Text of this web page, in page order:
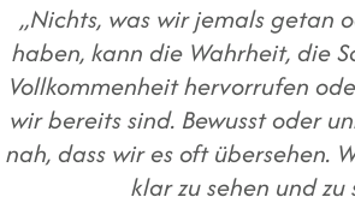
„Nichts, was wir jemals getan
haben, kann die Wahrheit, die
Vollkommenheit hervorrufen
wir bereits sind. Bewusst oder
nah, dass wir es oft übersehen.
klar zu sehen und zu